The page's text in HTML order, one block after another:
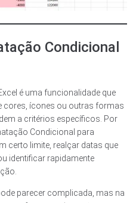
Condicional
é uma funcionalidade que
cores, ícones ou outras formas
a critérios específicos. Por
Condicional para
certo limite, realçar datas que
identificar rapidamente
parecer complicada, mas na